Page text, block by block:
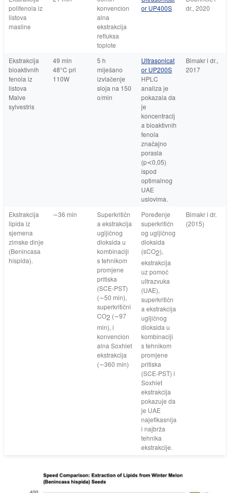
polifenola iz
listova
masline
konvencion
alna
ekstrakcija
refluksa
toplote
or UP400S
dr., 2020
Ekstrakcija
bioaktivnih
fenola iz
listova
Malve
sylvestris
49 min
48°C pri
110W
5 h
miješano
izvlačenje
sloja na 150
o/min
Ultrasonicat
or UP200S
HPLC
analiza je
pokazala da
je
koncentracij
a bioaktivnih
fenola
značajno
porasla
(p≺0,05)
ispod
optimalnog
UAE
uslovima.
Bimakr i dr.,
2017
Ekstrakcija
lipida iz
sjemena
zimske dinje
(Benincasa
hispida).
∼36 min
Superkritičn
a ekstrakcija
ugljičnog
dioksida u
kombinaciji
s tehnikom
promjene
pritiska
(SCE-PST)
(∼50 min),
superkritični
CO2 (∼97
min), i
konvencion
alna Soxhlet
ekstrakcija
(∼360 min)
Poređenje
superkritičn
og ugljičnog
dioksida
(sCO2),
ekstrakcija
uz pomoć
ultrazvuka
(UAE),
superkritičn
a ekstrakcija
ugljičnog
dioksida u
kombinaciji
s tehnikom
promjene
pritiska
(SCE-PST) i
Soxhlet
ekstrakcija
pokazuje da
je UAE
najefikasnija
i najbrža
tehnika
ekstrakcije.
Bimakr i dr.
(2015)